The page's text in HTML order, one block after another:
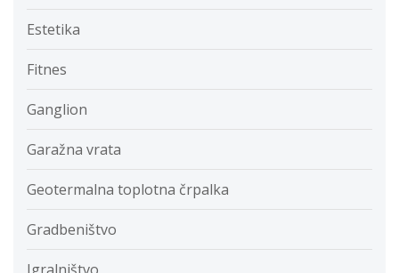
Estetika
Fitnes
Ganglion
Garažna vrata
Geotermalna toplotna črpalka
Gradbeništvo